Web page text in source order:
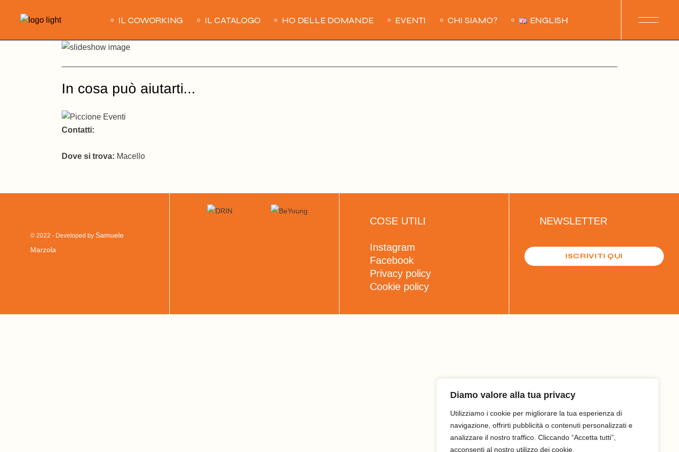
Diamo valore alla tua privacy
Utilizziamo i cookie per migliorare la tua esperienza di
navigazione, offrirti pubblicità o contenuti personalizzati e
analizzare il nostro traffico. Cliccando “Accetta tutti”,
acconsenti al nostro utilizzo dei cookie.
IL COWORKING IL CATALOGO HO DELLE DOMANDE EVENTI CHI SIAMO? ENGLISH
In cosa può aiutarti...
Contatti:
Dove si trova: Macello
© 2022 - Developed by Samuele
Marzola
COSE UTILI
Instagram
Facebook
Privacy policy
Cookie policy
NEWSLETTER
ISCRIVITI QUI